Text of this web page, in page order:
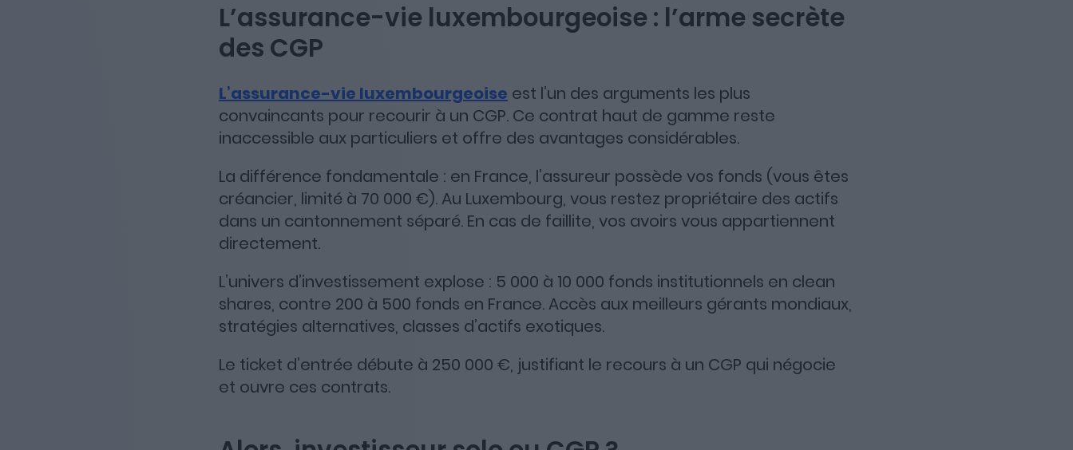
L’assurance-vie luxembourgeoise : l’arme secrète
des CGP
L’assurance-vie luxembourgeoise est l’un des arguments les plus
convaincants pour recourir à un CGP. Ce contrat haut de gamme reste
inaccessible aux particuliers et offre des avantages considérables.
La différence fondamentale : en France, l’assureur possède vos fonds (vous êtes
créancier, limité à 70 000 €). Au Luxembourg, vous restez propriétaire des actifs
dans un cantonnement séparé. En cas de faillite, vos avoirs vous appartiennent
directement.
L’univers d’investissement explose : 5 000 à 10 000 fonds institutionnels en clean
shares, contre 200 à 500 fonds en France. Accès aux meilleurs gérants mondiaux,
stratégies alternatives, classes d’actifs exotiques.
Le ticket d’entrée débute à 250 000 €, justifiant le recours à un CGP qui négocie
et ouvre ces contrats.